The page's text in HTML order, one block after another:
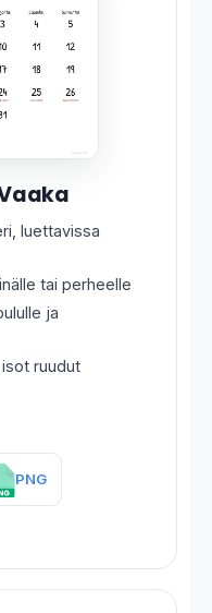
luettavissa
tai perheelle
ja
ruudut
PNG